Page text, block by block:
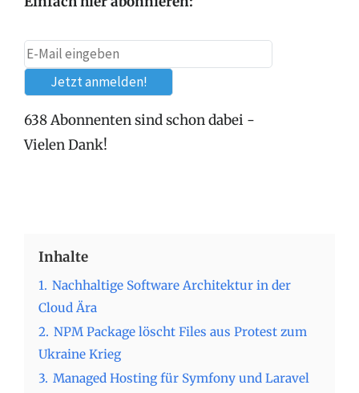
638 Abonnenten sind schon dabei -
Vielen Dank!
Inhalte
1. Nachhaltige Software Architektur in der
Cloud Ära
2. NPM Package löscht Files aus Protest zum
Ukraine Krieg
3. Managed Hosting für Symfony und Laravel